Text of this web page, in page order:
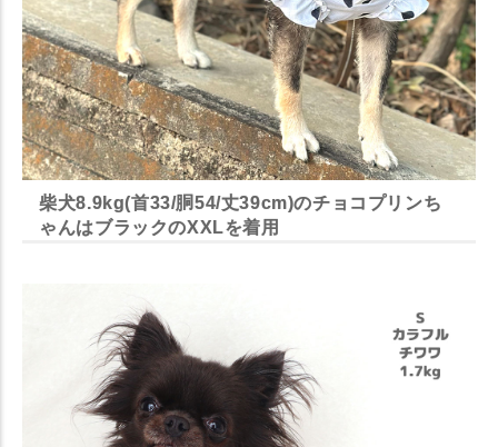
柴犬8.9kg(首33/胴54/丈39cm)のチョコプリンち
ゃんはブラックのXXLを着用